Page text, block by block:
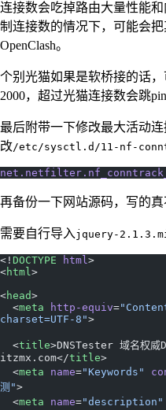
连接数会吃掉路由大量性能
制连接数的情况下，可能会
OpenClash。
个别光猫如果是软桥接的话
2000，超过光猫连接数会跳
最后附带一下修改最大活动
改/etc/sysctl.d/11-nf-
再备份一下网站源码，写的
需要自行导入 jquery-
<! DOCTYPE html>
<html>
<head>
  <
meta http-equiv=
charset=UTF-8">
  <
title>DNSTester 域名权威
itzmx.com</title>
  <
meta name="Keywords"
测">
  <
meta name="description"